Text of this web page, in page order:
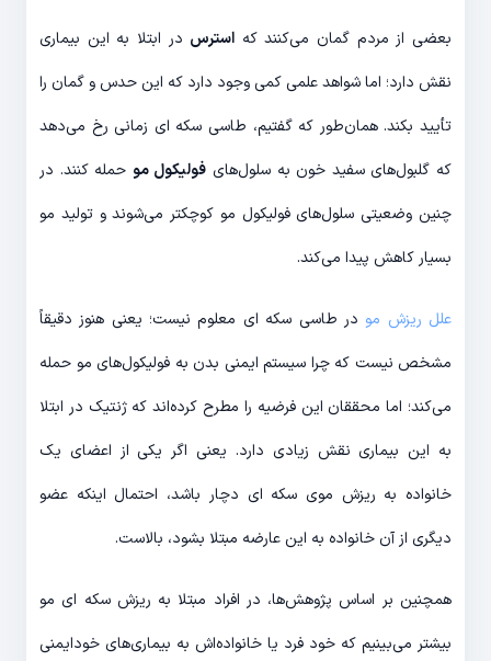
بعضی از مردم گمان می‌کنند که استرس در ابتلا به این بیماری
نقش دارد؛ اما شواهد علمی کمی وجود دارد که این حدس و گمان را
تأیید بکند. همان‌طور که گفتیم، طاسی سکه ای زمانی رخ می‌دهد
که گلبول‌های سفید خون به سلول‌های فولیکول مو حمله کنند. در
چنین وضعیتی سلول‌های فولیکول‌ مو کوچکتر می‌شوند و تولید مو
بسیار کاهش پیدا می‌کند.
علل ریزش مو در طاسی سکه ای معلوم نیست؛ یعنی هنوز دقیقاً
مشخص نیست که چرا سیستم ایمنی بدن به فولیکول‌های مو حمله
می‌کند؛ اما محققان این فرضیه را مطرح کرده‌اند که ژنتیک در ابتلا
به این بیماری نقش زیادی دارد. یعنی اگر یکی از اعضای یک
خانواده به ریزش موی سکه ای دچار باشد، احتمال اینکه عضو
دیگری از آن خانواده به این عارضه مبتلا بشود، بالاست.
همچنین بر اساس پژوهش‌ها، در افراد مبتلا به ریزش سکه ای مو
بیشتر می‌بینیم که خود فرد یا خانواده‌اش به بیماری‌های خودایمنی